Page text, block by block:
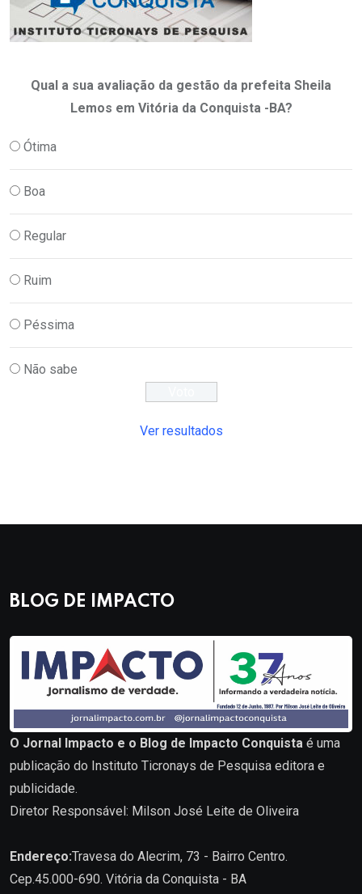
Qual a sua avaliação da gestão da prefeita Sheila
Lemos em Vitória da Conquista -BA?
Ótima
Boa
Regular
Ruim
Péssima
Não sabe
Ver resultados
BLOG DE IMPACTO
O Jornal Impacto e o Blog de Impacto Conquista é uma
publicação do Instituto Ticronays de Pesquisa editora e
publicidade.
Diretor Responsável: Milson José Leite de Oliveira
Endereço:Travesa do Alecrim, 73 - Bairro Centro.
Cep.45.000-690. Vitória da Conquista - BA